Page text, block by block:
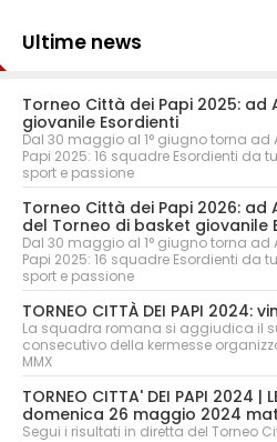
Ultime news
Torneo Città dei Papi 2025:
giovanile Esordienti
Dal 30 maggio al 1° giugno torna ad
Papi 2025: 16 squadre Esordienti da
sport e passione
Torneo Città dei Papi 2026: ad
del Torneo di basket giovanile
Dal 30 maggio al 1° giugno torna ad
Papi 2025: 16 squadre Esordienti da
sport e passione
TORNEO CITTÀ DEI PAPI 2024:
La squadra romana si aggiudica il
consecutivo della kermesse
MMX
TORNEO CITTA' DEI PAPI 2024 |
domenica 26 maggio 2024
Segui i risultati in diretta del Torneo